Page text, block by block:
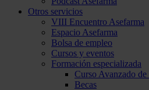
Otros servicios
VIII Encuentro Asefarma
Espacio Asefarma
Bolsa de empleo
Cursos y eventos
Formación especializada
Curso Avanzado
Becas